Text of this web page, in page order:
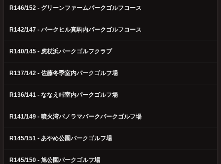
R146/152 - グリーンファームパークゴルフコース
R142/147 - パークヒル真駒内パークゴルフコース
R140/145 - 虎杖浜パークゴルフクラブ
R137/142 - 佐藤冬季室内パークゴルフ場
R136/141 - ななえ峠室内パークゴルフ場
R141/149 - 噴火湾パノラマパークパークゴルフ場
R145/151 - あやめ公園パークゴルフ場
R145/150 - 旭公園パークゴルフ場